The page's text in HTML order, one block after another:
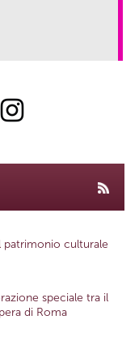
patrimonio culturale
speciale tra il
di Roma